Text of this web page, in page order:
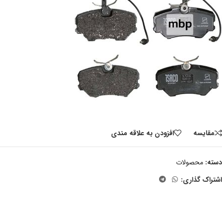
مقايسه افزودن به علاقه مندی
دسته: محصولات
اشتراک گذاری: